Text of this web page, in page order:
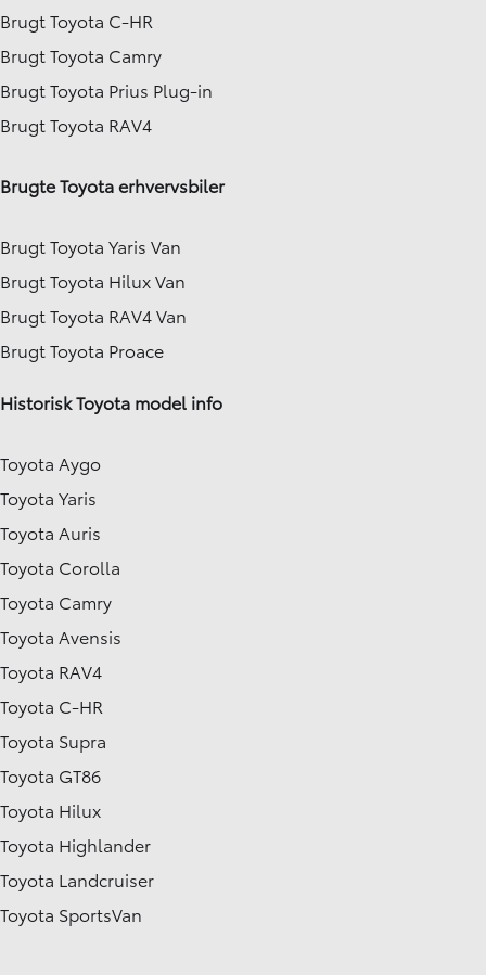
Brugt Toyota C-HR
Brugt Toyota Camry
Brugt Toyota Prius Plug-in
Brugt Toyota RAV4
Brugte Toyota erhvervsbiler
Brugt Toyota Yaris Van
Brugt Toyota Hilux Van
Brugt Toyota RAV4 Van
Brugt Toyota Proace
Historisk Toyota model info
Toyota Aygo
Toyota Yaris
Toyota Auris
Toyota Corolla
Toyota Camry
Toyota Avensis
Toyota RAV4
Toyota C-HR
Toyota Supra
Toyota GT86
Toyota Hilux
Toyota Highlander
Toyota Landcruiser
Toyota SportsVan